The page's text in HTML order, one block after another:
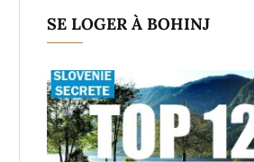
SE LOGER À BOHINJ